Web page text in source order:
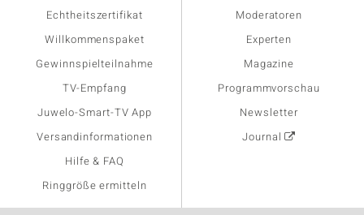
Echtheitszertifikat
Willkommenspaket
Gewinnspielteilnahme
TV-Empfang
Juwelo-Smart-TV App
Versandinformationen
Hilfe & FAQ
Ringgröße ermitteln
Moderatoren
Experten
Magazine
Programmvorschau
Newsletter
Journal